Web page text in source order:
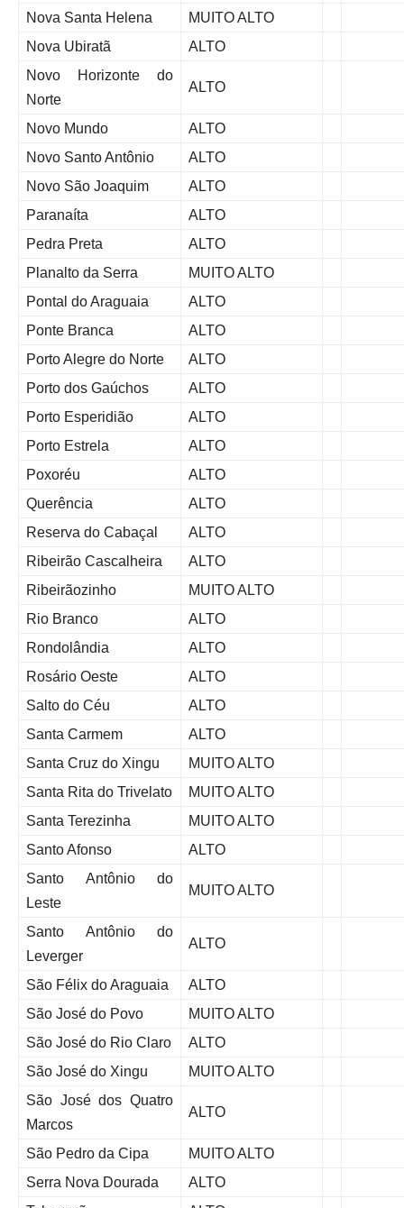
Nova Santa Helena
MUITO ALTO
Nova Ubiratã
ALTO
Novo Horizonte do
Norte
ALTO
Novo Mundo
ALTO
Novo Santo Antônio
ALTO
Novo São Joaquim
ALTO
Paranaíta
ALTO
Pedra Preta
ALTO
Planalto da Serra
MUITO ALTO
Pontal do Araguaia
ALTO
Ponte Branca
ALTO
Porto Alegre do Norte
ALTO
Porto dos Gaúchos
ALTO
Porto Esperidião
ALTO
Porto Estrela
ALTO
Poxoréu
ALTO
Querência
ALTO
Reserva do Cabaçal
ALTO
Ribeirão Cascalheira
ALTO
Ribeirãozinho
MUITO ALTO
Rio Branco
ALTO
Rondolândia
ALTO
Rosário Oeste
ALTO
Salto do Céu
ALTO
Santa Carmem
ALTO
Santa Cruz do Xingu
MUITO ALTO
Santa Rita do Trivelato
MUITO ALTO
Santa Terezinha
MUITO ALTO
Santo Afonso
ALTO
Santo Antônio do
Leste
MUITO ALTO
Santo Antônio do
Leverger
ALTO
São Félix do Araguaia
ALTO
São José do Povo
MUITO ALTO
São José do Rio Claro
ALTO
São José do Xingu
MUITO ALTO
São José dos Quatro
Marcos
ALTO
São Pedro da Cipa
MUITO ALTO
Serra Nova Dourada
ALTO